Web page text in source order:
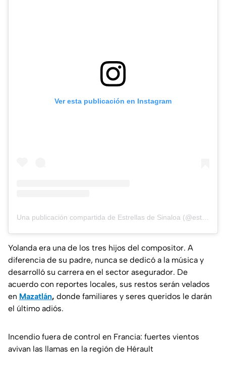
Ver esta publicación en Instagram
Una publicación compartida de Estrellas de Sinaloa (@estrellasdesinaloa)
Yolanda era una de los tres hijos del compositor. A
diferencia de su padre, nunca se dedicó a la música y
desarrolló su carrera en el sector asegurador. De
acuerdo con reportes locales, sus restos serán velados
en Mazatlán, donde familiares y seres queridos le darán
el último adiós.
Incendio fuera de control en Francia: fuertes vientos
avivan las llamas en la región de Hérault